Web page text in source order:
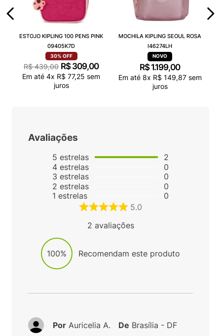
ESTOJO KIPLING 100 PENS PINK
09405K7D
30% OFF
R$ 439,00 R$ 309,00
Em até 4x R$ 77,25 sem
juros
MOCHILA KIPLING SEOUL ROSA
I46274LH
R$ 1.199,00
Em até 8x R$ 149,87sem
juros
Avaliações
5 estrelas
4 estrelas
3 estrelas
2 estrelas
1 estrelas
2
0
0
0
0
5.0
2 avaliações
100% Recomendam este produto
Por Auricelia A. De Brasília - DF